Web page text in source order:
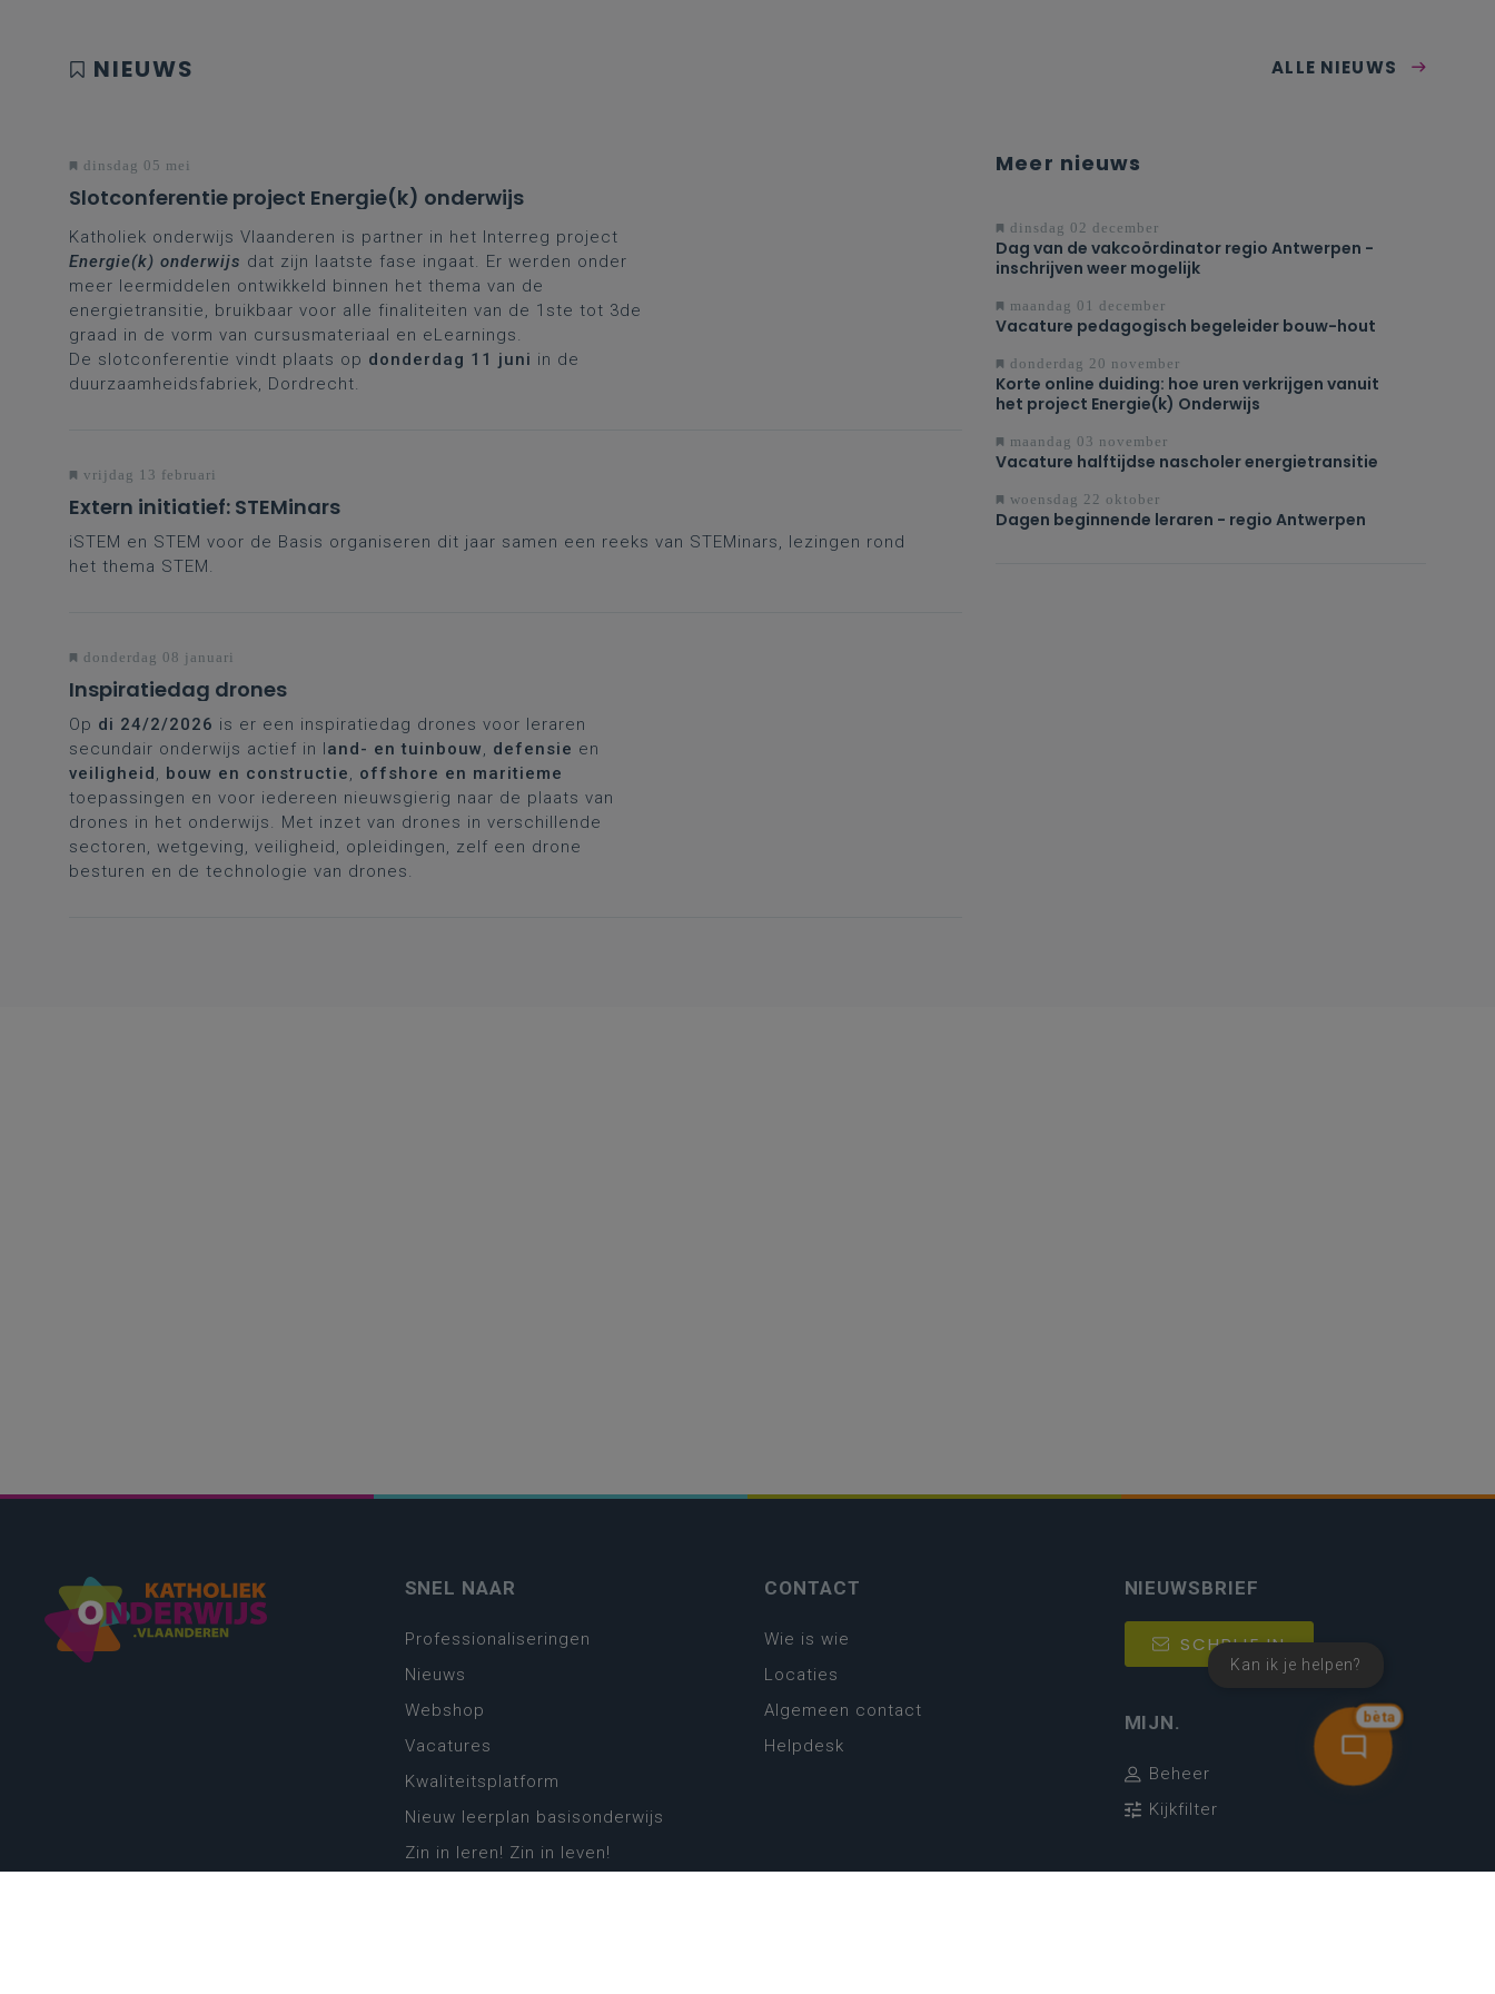
NIEUWS ALLE NIEUWS
dinsdag 05 mei
Slotconferentie project Energie(k) onderwijs
Katholiek onderwijs Vlaanderen is partner in het Interreg project
Energie(k) onderwijs dat zijn laatste fase ingaat. Er werden onder
meer leermiddelen ontwikkeld binnen het thema van de
energietransitie, bruikbaar voor alle finaliteiten van de 1ste tot 3de
graad in de vorm van cursusmateriaal en eLearnings.
De slotconferentie vindt plaats op donderdag 11 juni in de
duurzaamheidsfabriek, Dordrecht.
vrijdag 13 februari
Extern initiatief: STEMinars
iSTEM en STEM voor de Basis organiseren dit jaar samen een reeks van STEMinars, lezingen rond
het thema STEM.
donderdag 08 januari
Inspiratiedag drones
Op di 24/2/2026 is er een inspiratiedag drones voor leraren
secundair onderwijs actief in land- en tuinbouw, defensie en
veiligheid, bouw en constructie, offshore en maritieme
toepassingen en voor iedereen nieuwsgierig naar de plaats van
drones in het onderwijs. Met inzet van drones in verschillende
sectoren, wetgeving, veiligheid, opleidingen, zelf een drone
besturen en de technologie van drones.
Meer nieuws
dinsdag 02 december
Dag van de vakcoördinator regio Antwerpen -
inschrijven weer mogelijk
maandag 01 december
Vacature pedagogisch begeleider bouw-hout
donderdag 20 november
Korte online duiding: hoe uren verkrijgen vanuit
het project Energie(k) Onderwijs
maandag 03 november
Vacature halftijdse nascholer energietransitie
woensdag 22 oktober
Dagen beginnende leraren - regio Antwerpen
bèta
Kan ik je helpen?
SNEL NAAR
Professionaliseringen
Nieuws
Webshop
Vacatures
Kwaliteitsplatform
Nieuw leerplan basisonderwijs
Zin in leren! Zin in leven!
CONTACT
Wie is wie
Locaties
Algemeen contact
Helpdesk
NIEUWSBRIEF
SCHRIJF IN
MIJN.
Beheer
Kijkfilter